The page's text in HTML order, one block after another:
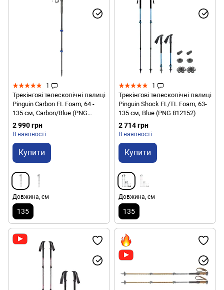
1
Трекінгові телескопічні палиці
Pinguin Carbon FL Foam, 64 -
135 см, Carbon/Blue (PNG
809152) 2021
2 990 грн
В наявності
Купити
Довжина, см
135
1
Трекінгові телескопічні палиці
Pinguin Shock FL/TL Foam, 63-
135 см, Blue (PNG 812152)
2 714 грн
В наявності
Купити
Довжина, см
135